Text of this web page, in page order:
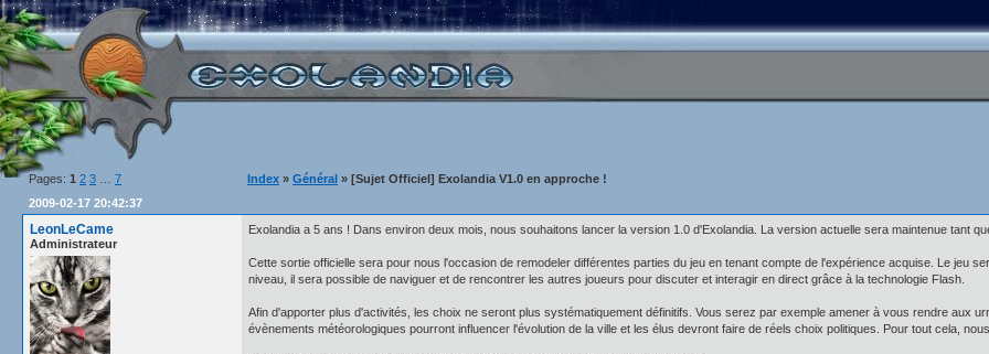
Pages: 1 2 3 7 Index » Général » [Sujet Officiel] Exolandia V1.0 en approche !
2009-02-17 20:42:37
LeonLeCame
Administrateur
Exolandia a 5 ans ! Dans environ deux mois, nous souhaitons lancer la version 1.0 d'Exolandia. La version actuelle sera maintenue tant
Cette sortie officielle sera pour nous l'occasion de remodeler différentes parties du jeu en tenant compte de l'expérience acquise. Le jeu
niveau, il sera possible de naviguer et de rencontrer les autres joueurs pour discuter et interagir en direct grâce à la technologie Flash.
Afin d'apporter plus d'activités, les choix ne seront plus systématiquement définitifs. Vous serez par exemple amener à vous rendre aux
évènements météorologiques pourront influencer l'évolution de la ville et les élus devront faire de réels choix politiques. Pour tout cela,